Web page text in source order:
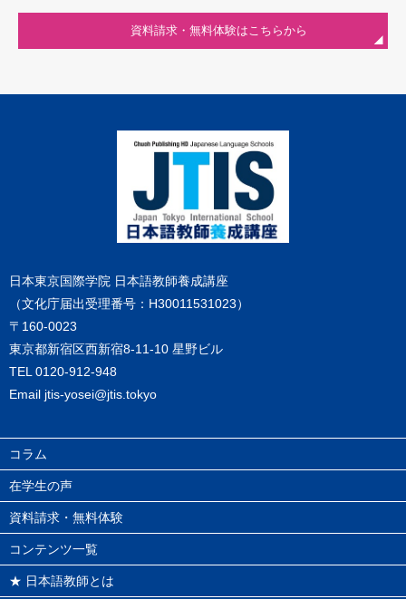
資料請求・無料体験はこちらから
日本東京国際学院 日本語教師養成講座
（文化庁届出受理番号：H30011531023）
〒160-0023
東京都新宿区西新宿8-11-10 星野ビル
TEL 0120-912-948
Email jtis-yosei@jtis.tokyo
コラム
在学生の声
資料請求・無料体験
コンテンツ一覧
★ 日本語教師とは